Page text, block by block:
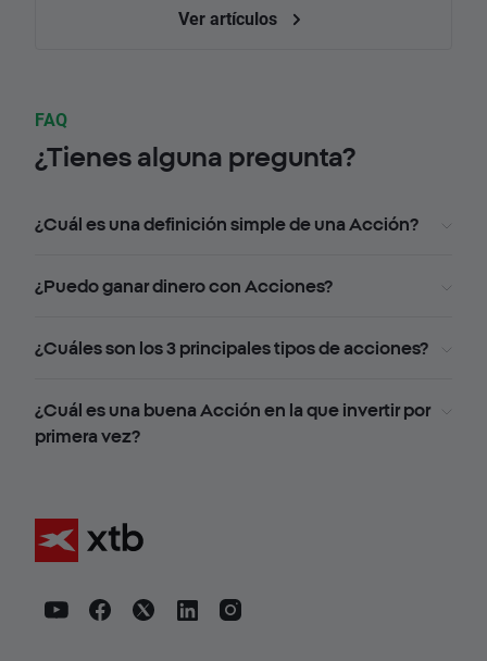
Ver artículos
FAQ
¿Tienes alguna pregunta?
¿Cuál es una definición simple de una Acción?
¿Puedo ganar dinero con Acciones?
¿Cuáles son los 3 principales tipos de acciones?
¿Cuál es una buena Acción en la que invertir por
primera vez?